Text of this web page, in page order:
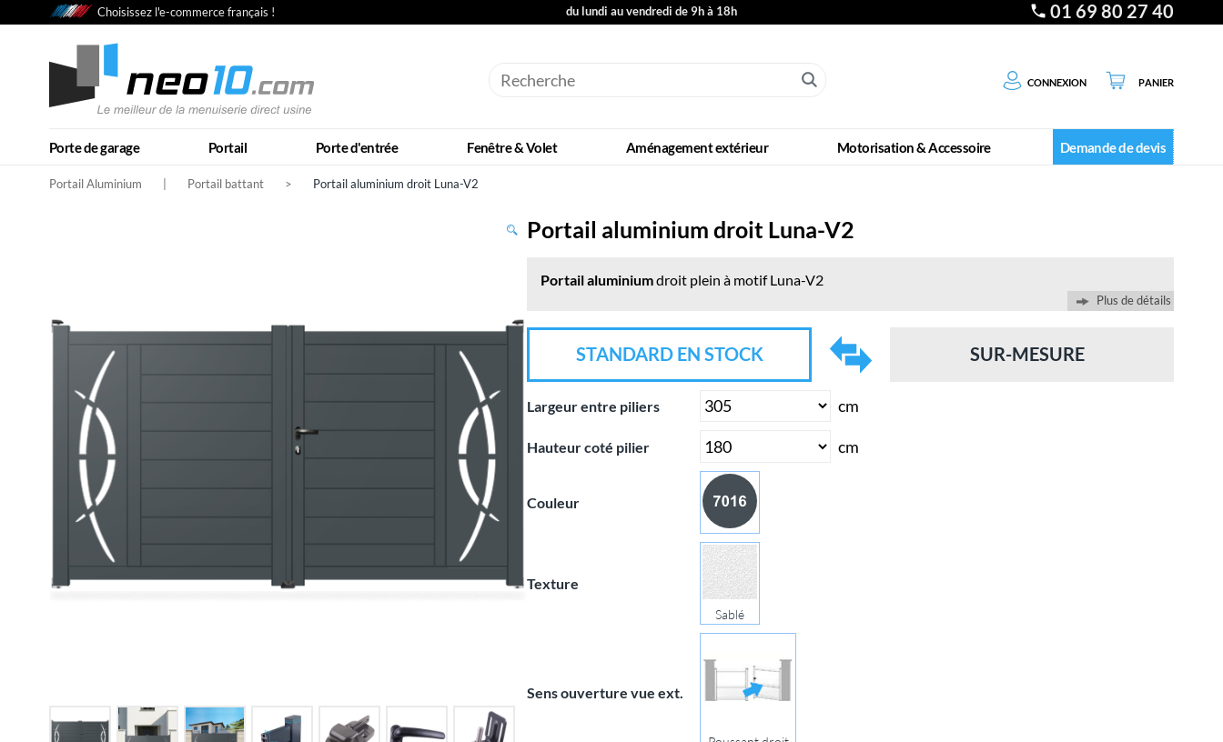
Choisissez l'e-commerce français ! du lundi au vendredi de 9h à 18h 01 69 80 27 40
Connexion Panier
Porte de garage Portail Porte d'entrée Fenêtre & Volet Aménagement extérieur Motorisation & Accessoire Demande de devis
Portail Aluminium Portail battant > Portail aluminium droit Luna-V2
Portail aluminium droit Luna-V2
Portail aluminiumdroit plein à motif Luna-V2
Plus de détails
STANDARD EN STOCK SUR-MESURE
Largeur entre piliers cm
Hauteur coté pilier cm
Couleur
Texture
Sablé
Sens ouverture vue ext.